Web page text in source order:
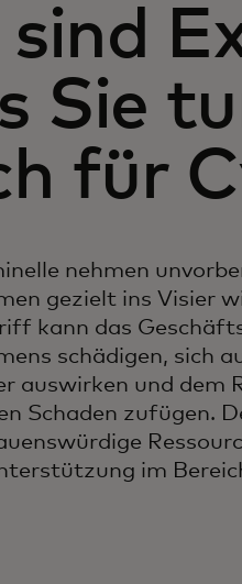
sind
Sie
für
nehmen
gezielt ins Visier
kann das
schädigen, sich
auswirken und dem
Schaden zufügen.
im